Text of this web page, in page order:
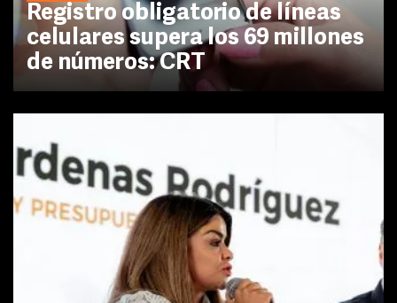
Registro obligatorio de líneas
celulares supera los 69 millones
de números: CRT